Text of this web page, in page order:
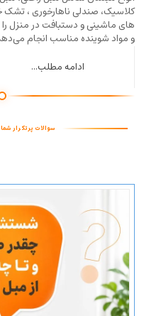
کلاسیک، صندلی ناهارخوری ،
های ماشینی و دستبافت در منزل
و مواد شوینده مناسب انجام
ادامه مطلب...
سوالات پرتکرار